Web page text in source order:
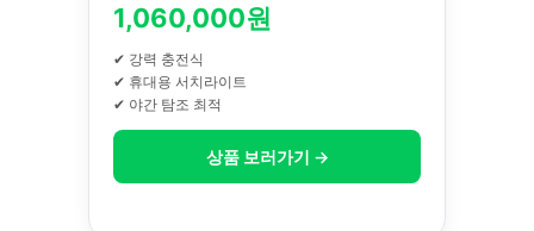
1,060,000원
✔ 강력 충전식
✔ 휴대용 서치라이트
✔ 야간 탐조 최적
상품 보러가기 →